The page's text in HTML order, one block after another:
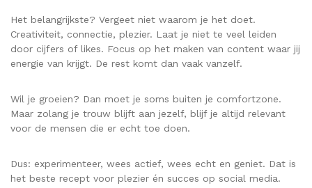
Het belangrijkste? Vergeet niet waarom je het doet.
Creativiteit, connectie, plezier. Laat je niet te veel leiden
door cijfers of likes. Focus op het maken van content waar jij
energie van krijgt. De rest komt dan vaak vanzelf.
Wil je groeien? Dan moet je soms buiten je comfortzone.
Maar zolang je trouw blijft aan jezelf, blijf je altijd relevant
voor de mensen die er echt toe doen.
Dus: experimenteer, wees actief, wees echt en geniet. Dat is
het beste recept voor plezier én succes op social media.